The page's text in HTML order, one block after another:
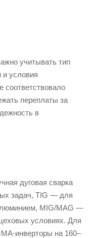
учитывать тип
и условия
соответствовало
переплаты за
в
дуговая сварка
задач, TIG — для
MIG/MAG —
условиях. Для
инверторы на 160–